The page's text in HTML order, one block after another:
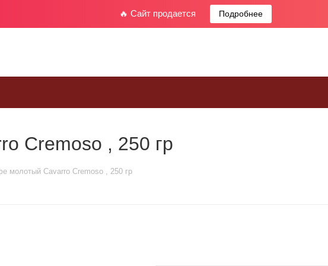
🔥 Сайт продается Подробнее
Cremoso , 250 гр
молотый Cavarro Cremoso , 250 гр